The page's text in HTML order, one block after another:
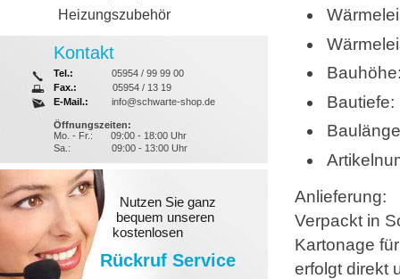
Bautiefe:
Anlieferung:
Verpackt in
Kartonage
erfolgt direkt
Heizungszubehör
Kontakt
Tel.:
05954 / 99 99 00
Fax.:
05954 / 13 19
E-Mail.:
info@schwarte-shop.de
Öffnungszeiten:
Mo. - Fr.:
09:00 - 18:00 Uhr
Sa.:
09:00 - 13:00 Uhr
Nutzen Sie ganz
bequem unseren
kostenlosen
Rückruf Service